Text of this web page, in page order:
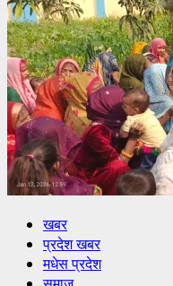
खबर
प्रदेश खबर
मधेस प्रदेश